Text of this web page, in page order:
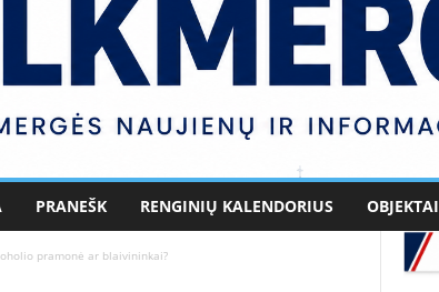
PRANEŠK RENGINIŲ KALENDORIUS OBJEKTAI
pramonė ar blaivininkai?